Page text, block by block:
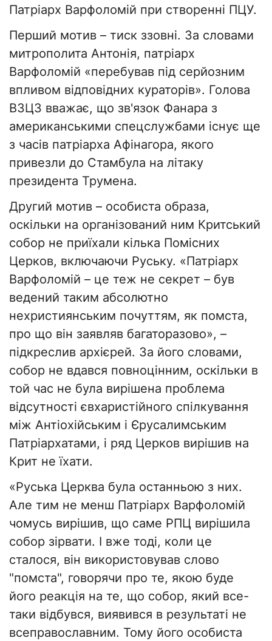
Патріарх Варфоломій при створенні ПЦУ.
Перший мотив – тиск ззовні. За словами
митрополита Антонія, патріарх
Варфоломій «перебував під серйозним
впливом відповідних кураторів». Голова
ВЗЦЗ вважає, що зв'язок Фанара з
американськими спецслужбами існує ще
з часів патріарха Афінагора, якого
привезли до Стамбула на літаку
президента Трумена.
Другий мотив – особиста образа,
оскільки на організований ним Критський
собор не приїхали кілька Помісних
Церков, включаючи Руську. «Патріарх
Варфоломій – це теж не секрет – був
ведений таким абсолютно
нехристиянським почуттям, як помста,
про що він заявляв багаторазово», –
підкреслив архієрей. За його словами,
собор не вдався повноцінним, оскільки в
той час не була вирішена проблема
відсутності євхаристійного спілкування
між Антіохійським і Єрусалимським
Патріархатами, і ряд Церков вирішив на
Крит не їхати.
«Руська Церква була останньою з них.
Але тим не менш Патріарх Варфоломій
чомусь вирішив, що саме РПЦ вирішила
собор зірвати. І вже тоді, коли це
сталося, він використовував слово
"помста", говорячи про те, якою буде
його реакція на те, що собор, який все-
таки відбувся, виявився в результаті не
всеправославним. Тому його особиста